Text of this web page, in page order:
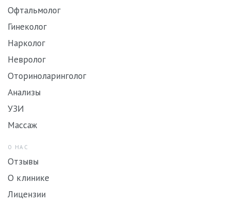
Офтальмолог
Гинеколог
Нарколог
Невролог
Оториноларинголог
Анализы
УЗИ
Массаж
О НАС
Отзывы
О клинике
Лицензии